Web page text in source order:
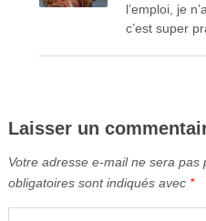
l’emploi, je
c’est super
Laisser un
Votre adresse e-mail ne sera pas
obligatoires sont indiqués avec *